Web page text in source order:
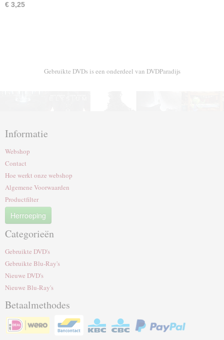
€ 3,25
Gebruikte DVDs is een onderdeel van DVDParadijs
Informatie
Webshop
Contact
Hoe werkt onze webshop
Algemene Voorwaarden
Productfilter
Herroeping
Categorieën
Gebruikte DVD's
Gebruikte Blu-Ray's
Nieuwe DVD's
Nieuwe Blu-Ray's
Betaalmethodes